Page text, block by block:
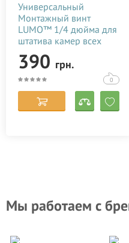
Универсальный
Монтажный винт
LUMO™ 1/4 дюйма для
штатива камер всех
видов
390 грн.
0
Мы работаем с